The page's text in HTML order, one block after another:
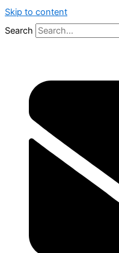
Skip to content
Search